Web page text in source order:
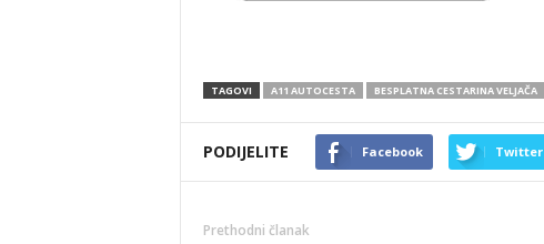
TAGOVI A11 AUTOCESTA BESPLATNA CESTARINA VELJAČA
PODIJELITE Facebook Twitter
Prethodni članak